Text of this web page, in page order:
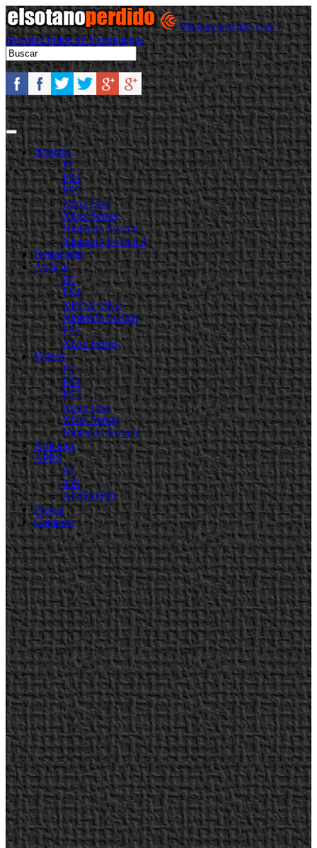
Elsotanoperdido.com -
Revista Online de Videojuegos
Noticias
PC
PS4
PS5
Xbox One
Xbox Series
Nintendo Switch
Nintendo Switch 2
Destacadas
Análisis
PC
PS4
XBOX ONE
Nintendo Switch
PS5
Xbox Series
Videos
PC
PS4
PS5
Xbox One
Xbox Series
Nintendo Switch
Artículos
APPS
PC
iOS
ANDROID
Prensa
Contacto